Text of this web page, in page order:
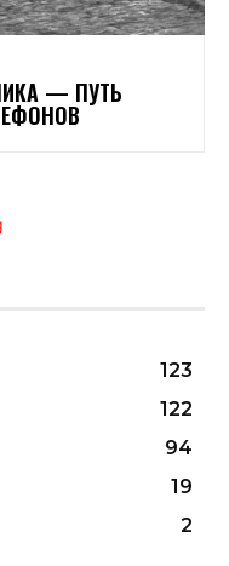
— ПУТЬ
123
122
94
19
2